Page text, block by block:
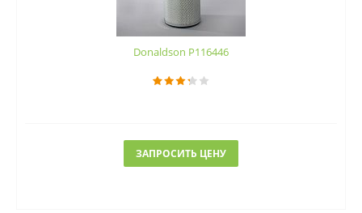
Donaldson P116446
ЗАПРОСИТЬ ЦЕНУ